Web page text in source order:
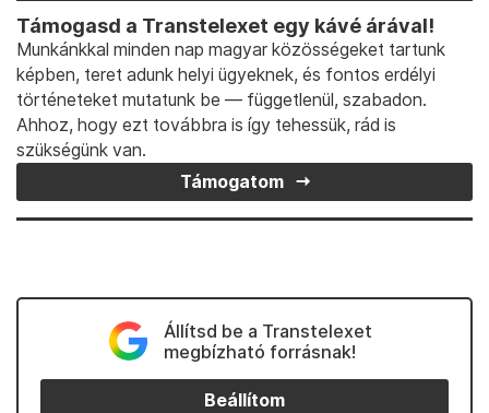
Támogasd a Transtelexet egy kávé árával!
Munkánkkal minden nap magyar közösségeket tartunk
képben, teret adunk helyi ügyeknek, és fontos erdélyi
történeteket mutatunk be — függetlenül, szabadon.
Ahhoz, hogy ezt továbbra is így tehessük, rád is
szükségünk van.
Támogatom
Állítsd be a Transtelexet
megbízható forrásnak!
Beállítom